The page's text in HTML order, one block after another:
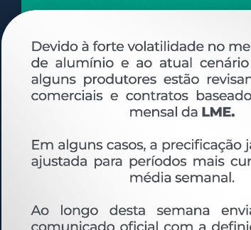
Disponibilidade:
Em
OVERVIEW
Perfil extrudado de alumínio
Ver perfis
Etiquetas: 780- PESO LINEAR -